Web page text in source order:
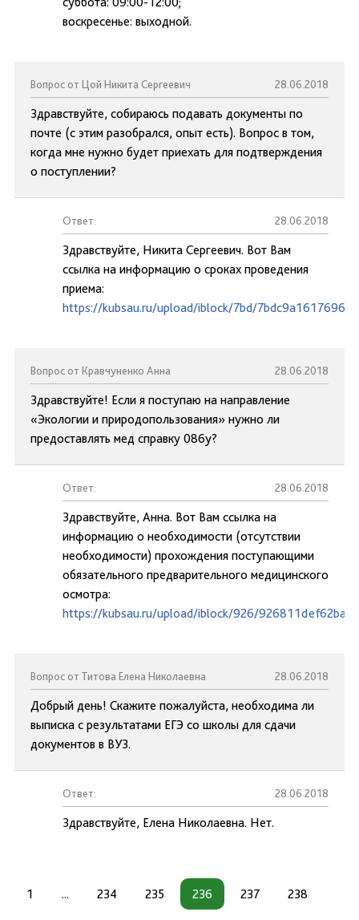
воскресенье: выходной.
Вопрос от Цой Никита Сергеевич 28.06.2018
Здравствуйте, собираюсь подавать документы по
почте (с этим разобрался, опыт есть). Вопрос в том,
когда мне нужно будет приехать для подтверждения
о поступлении?
Ответ: 28.06.2018
Здравствуйте, Никита Сергеевич. Вот Вам
ссылка на информацию о сроках проведения
приема:
https://kubsau.ru/upload/iblock/7bd/
Вопрос от Кравчуненко Анна 28.06.2018
Здравствуйте! Если я поступаю на направление
«Экологии и природопользования» нужно ли
предоставлять мед справку 086у?
Ответ: 28.06.2018
Здравствуйте, Анна. Вот Вам ссылка на
информацию о необходимости (отсутствии
необходимости) прохождения поступающими
обязательного предварительного медицинского
осмотра:
https://kubsau.ru/upload/iblock/926/
Вопрос от Титова Елена Николаевна 28.06.2018
Добрый день! Скажите пожалуйста, необходима ли
выписка с результатами ЕГЭ со школы для сдачи
документов в ВУЗ.
Ответ: 28.06.2018
Здравствуйте, Елена Николаевна. Нет.
1 ... 234 235 236 237 238